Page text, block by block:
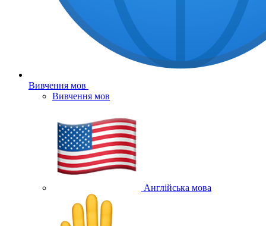
Вивчення мов
Вивчення мов
Англійська мова